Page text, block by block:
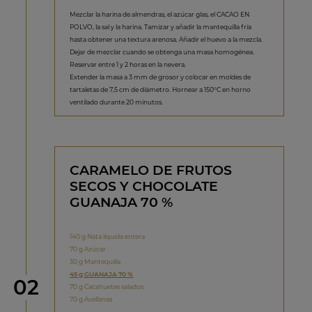
Mezclar la harina de almendras, el azúcar glas, el CACAO EN
POLVO, la sal y la harina. Tamizar y añadir la mantequilla fría
hasta obtener una textura arenosa. Añadir el huevo a la mezcla.
Dejar de mezclar cuando se obtenga una masa homogénea.
Reservar entre 1 y 2 horas en la nevera.
Extender la masa a 3 mm de grosor y colocar en moldes de
tartaletas de 7,5 cm de diámetro. Hornear a 150°C en horno
ventilado durante 20 minutos.
Paso
02
CARAMELO DE FRUTOS
SECOS Y CHOCOLATE
GUANAJA 70 %
140 g Nata líquida entera
70 g Azúcar
30 g Mantequilla
45 g GUANAJA 70 %
70 g Cacahuetes salados
70 g Avellanas